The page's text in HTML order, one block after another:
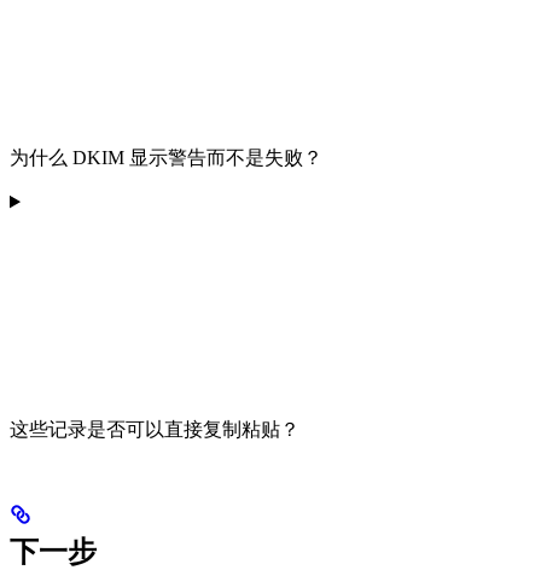
为什么 DKIM 显示警告而不是失败？
这些记录是否可以直接复制粘贴？
下一步